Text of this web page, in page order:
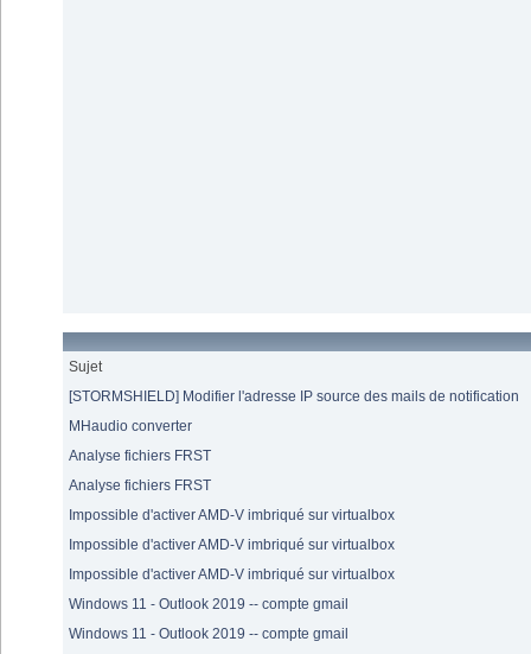
Sujet
[STORMSHIELD] Modifier l'adresse IP source des mails de notification
MHaudio converter
Analyse fichiers FRST
Analyse fichiers FRST
Impossible d'activer AMD-V imbriqué sur virtualbox
Impossible d'activer AMD-V imbriqué sur virtualbox
Impossible d'activer AMD-V imbriqué sur virtualbox
Windows 11 - Outlook 2019 -- compte gmail
Windows 11 - Outlook 2019 -- compte gmail